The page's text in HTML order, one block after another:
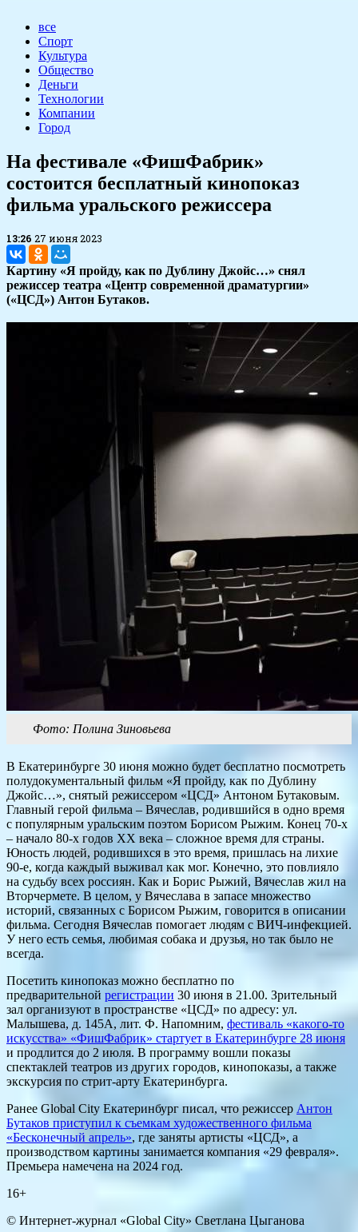
все
Спорт
Культура
Общество
Деньги
Технологии
Компании
Город
​На фестивале «ФишФабрик»
состоится бесплатный кинопоказ
фильма уральского режиссера
13:26 27 июня 2023
Картину «Я пройду, как по Дублину Джойс…» снял
режиссер театра «Центр современной драматургии»
(«ЦСД») Антон Бутаков.
Фото: Полина Зиновьева
В Екатеринбурге 30 июня можно будет бесплатно посмотреть
полудокументальный фильм «Я пройду, как по Дублину
Джойс…», снятый режиссером «ЦСД» Антоном Бутаковым.
Главный герой фильма – Вячеслав, родившийся в одно время
с популярным уральским поэтом Борисом Рыжим. Конец 70-х
– начало 80-х годов XX века – сложное время для страны.
Юность людей, родившихся в это время, пришлась на лихие
90-е, когда каждый выживал как мог. Конечно, это повлияло
на судьбу всех россиян. Как и Борис Рыжий, Вячеслав жил на
Вторчермете. В целом, у Вячеслава в запасе множество
историй, связанных с Борисом Рыжим, говорится в описании
фильма. Сегодня Вячеслав помогает людям с ВИЧ-инфекцией.
У него есть семья, любимая собака и друзья, но так было не
всегда.
Посетить кинопоказ можно бесплатно по
предварительной регистрации 30 июня в 21.00. Зрительный
зал организуют в пространстве «ЦСД» по адресу: ул.
Малышева, д. 145А, лит. Ф. Напомним, фестиваль «какого-то
искусства» «ФишФабрик» стартует в Екатеринбурге 28 июня
и продлится до 2 июля. В программу вошли показы
спектаклей театров из других городов, кинопоказы, а также
экскурсия по стрит-арту Екатеринбурга.
Ранее Global City Екатеринбург писал, что режиссер Антон
Бутаков приступил к съемкам художественного фильма
«Бесконечный апрель», где заняты артисты «ЦСД», а
производством картины занимается компания «29 февраля».
Премьера намечена на 2024 год.
16+
© Интернет-журнал «Global City» Светлана Цыганова